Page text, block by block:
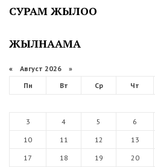
СУРАМ ЖЫЛОО
ЖЫЛНААМА
« Август 2026 »
Пн
Вт Ср Чт
3
4 5 6
10
11 12 13
17
18 19 20